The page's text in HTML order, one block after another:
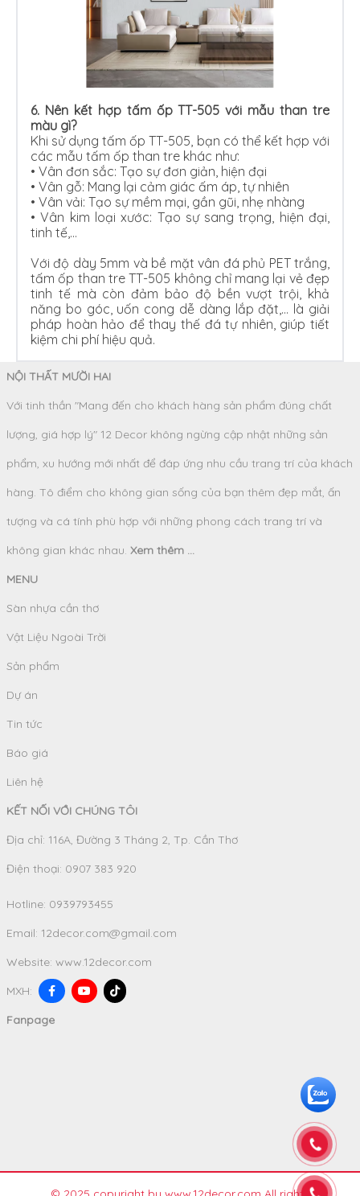
6. Nên kết hợp tấm ốp TT-505 với mẫu than tre
màu gì?
Khi sử dụng tấm ốp TT-505, bạn có thể kết hợp với
các mẫu tấm ốp than tre khác như:
• Vân đơn sắc: Tạo sự đơn giản, hiện đại
• Vân gỗ: Mang lại cảm giác ấm áp, tự nhiên
• Vân vải: Tạo sự mềm mại, gần gũi, nhẹ nhàng
•Vân kim loại xước: Tạo sự sang trọng, hiện đại,
tinh tế,…
Với độ dày 5mm và bề mặt vân đá phủ PET trắng,
tấm ốp than tre TT-505 không chỉ mang lại vẻ đẹp
tinh tế mà còn đảm bảo độ bền vượt trội, khả
năng bo góc, uốn cong dễ dàng lắp đặt,… là giải
pháp hoàn hảo để thay thế đá tự nhiên, giúp tiết
kiệm chi phí hiệu quả.
NỘI THẤT MƯỜI HAI
Với tinh thần "Mang đến cho khách hàng sản phẩm đúng chất
lượng, giá hợp lý" 12 Decor không ngừng cập nhật những sản
phẩm, xu hướng mới nhất để đáp ứng nhu cầu trang trí của khách
hàng. Tô điểm cho không gian sống của bạn thêm đẹp mắt, ấn
tượng và cá tính phù hợp với những phong cách trang trí và
không gian khác nhau. Xem thêm ...
MENU
Sàn nhựa cần thơ
Vật Liệu Ngoài Trời
Sản phẩm
Dự án
Tin tức
Báo giá
Liên hệ
KẾT NỐI VỚI CHÚNG TÔI
Địa chỉ: 116A, Đường 3 Tháng 2, Tp. Cần Thơ
Điện thoại: 0907 383 920
Hotline: 0939793455
Email: 12decor.com@gmail.com
Website: www.12decor.com
MXH:
Fanpage